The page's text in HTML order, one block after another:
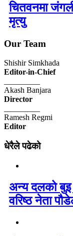
चितवनमा
मृत्यु
Our Team
Shishir Simkhada
Editor-in-Chief
Akash Banjara
Director
Ramesh Regmi
Editor
धेरैले पढेको
अन्य दलको बुइ
वरिष्ठ नेता